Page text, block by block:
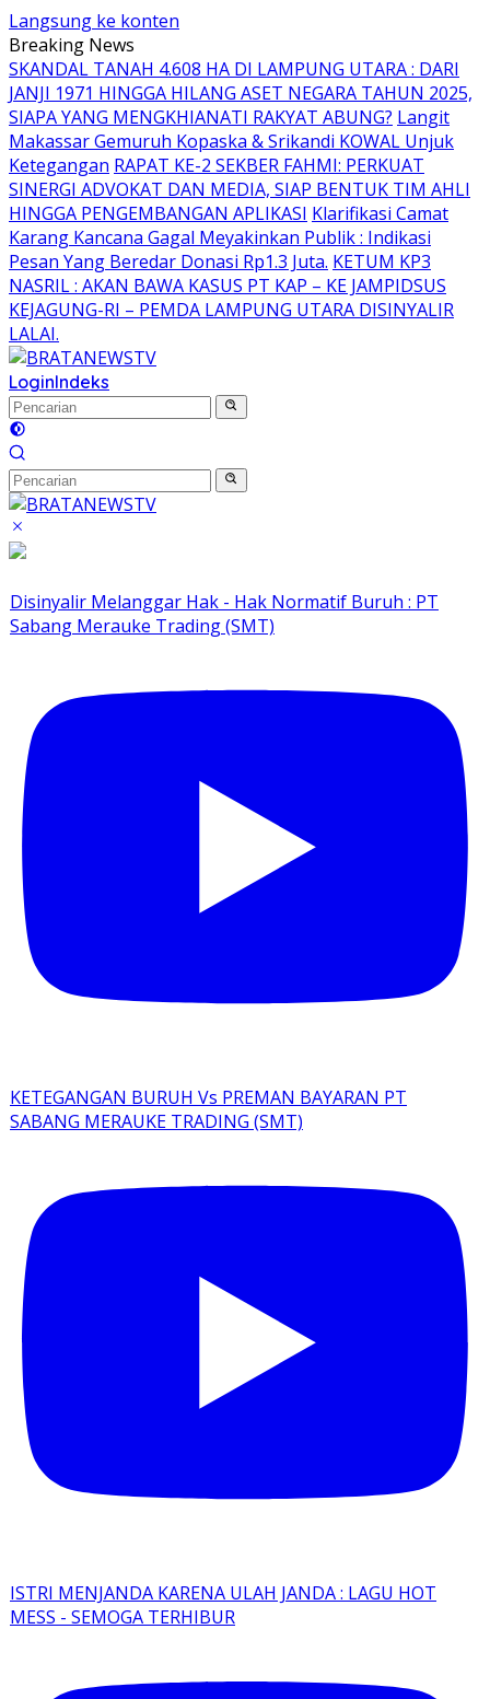
Langsung ke konten
Breaking News
SKANDAL TANAH 4.608 HA DI LAMPUNG UTARA : DARI
JANJI 1971 HINGGA HILANG ASET NEGARA TAHUN 2025,
SIAPA YANG MENGKHIANATI RAKYAT ABUNG? Langit
Makassar Gemuruh Kopaska & Srikandi KOWAL Unjuk
Ketegangan RAPAT KE-2 SEKBER FAHMI: PERKUAT
SINERGI ADVOKAT DAN MEDIA, SIAP BENTUK TIM AHLI
HINGGA PENGEMBANGAN APLIKASI Klarifikasi Camat
Karang Kancana Gagal Meyakinkan Publik : Indikasi
Pesan Yang Beredar Donasi Rp1.3 Juta. KETUM KP3
NASRIL : AKAN BAWA KASUS PT KAP – KE JAMPIDSUS
KEJAGUNG-RI – PEMDA LAMPUNG UTARA DISINYALIR
LALAI.
LoginIndeks
Disinyalir Melanggar Hak - Hak Normatif Buruh : PT
Sabang Merauke Trading (SMT)
KETEGANGAN BURUH Vs PREMAN BAYARAN PT
SABANG MERAUKE TRADING (SMT)
ISTRI MENJANDA KARENA ULAH JANDA : LAGU HOT
MESS - SEMOGA TERHIBUR